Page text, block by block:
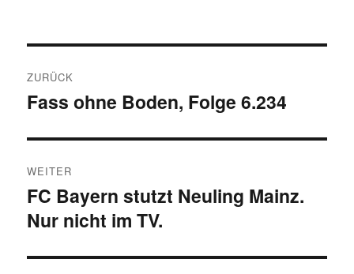
ZURÜCK
Vorheriger
Fass ohne Boden, Folge 6.234
WEITER
Nächster
Beitrag:
FC Bayern stutzt Neuling Mainz.
Nur nicht im TV.